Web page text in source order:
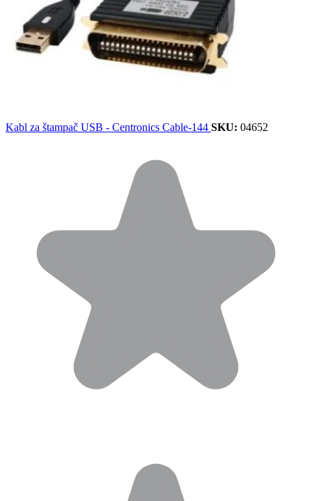
Kabl za štampač USB - Centronics Cable-144 SKU: 04652